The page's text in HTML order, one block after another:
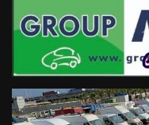
Con una chiara vision:
Sarno Salerno Napoli
4x4, Neopatentati, GPL,
Auto da viaggio fino a €
Familiari Popolari, Usato